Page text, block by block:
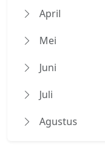
April
Mei
Juni
Juli
Agustus